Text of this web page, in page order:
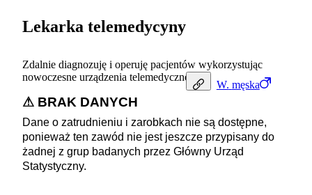
W. męska
Lekarka telemedycyny
Zdalnie diagnozuję i operuję pacjentów wykorzystując
nowoczesne urządzenia telemedyczne.
⚠ BRAK DANYCH
Dane o zatrudnieniu i zarobkach nie są dostępne,
ponieważ ten zawód nie jest jeszcze przypisany do
żadnej z grup badanych przez Główny Urząd
Statystyczny.